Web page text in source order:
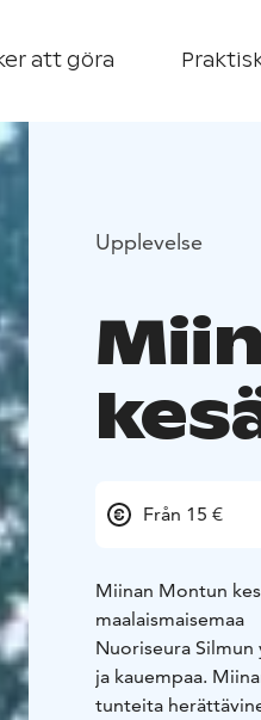
att göra
Upplevelse
Från 15 €
Miinan Montun
maalaismaisemaa
Nuoriseura
ja kauempaa.
tunteita